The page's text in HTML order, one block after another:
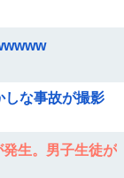
しな事故が撮影
発生。男子生徒が